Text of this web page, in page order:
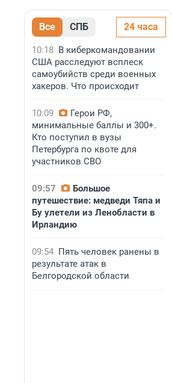
Все СПБ 24 часа
10:18 В киберкомандовании
США расследуют всплеск
самоубийств среди военных
хакеров. Что происходит
10:09
Герои РФ,
минимальные баллы и 300+.
Кто поступил в вузы
Петербурга по квоте для
участников СВО
09:57
Большое
путешествие: медведи Тяпа и
Бу улетели из Ленобласти в
Ирландию
09:54 Пять человек ранены в
результате атак в
Белгородской области